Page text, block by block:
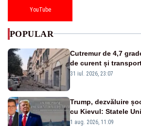
YouTube
POPULAR
Cutremur de 4,7
de curent și
- VIDEO
31 iul. 2026, 23:07
Trump, dezvăluire
cu Kievul: Statele
tot ce vor» din minele
1 aug. 2026, 11:09